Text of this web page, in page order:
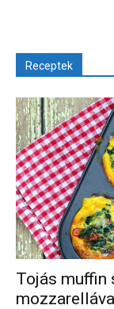
Receptek
Tojás muffin